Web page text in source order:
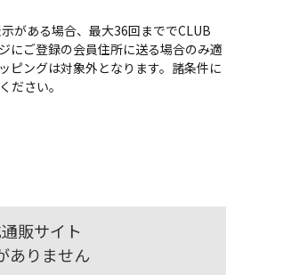
がある場合、最大36回まででCLUB
にご登録の会員住所に送る場合のみ適
ピングは対象外となります。諸条件に
ださい。
販サイト
ありません